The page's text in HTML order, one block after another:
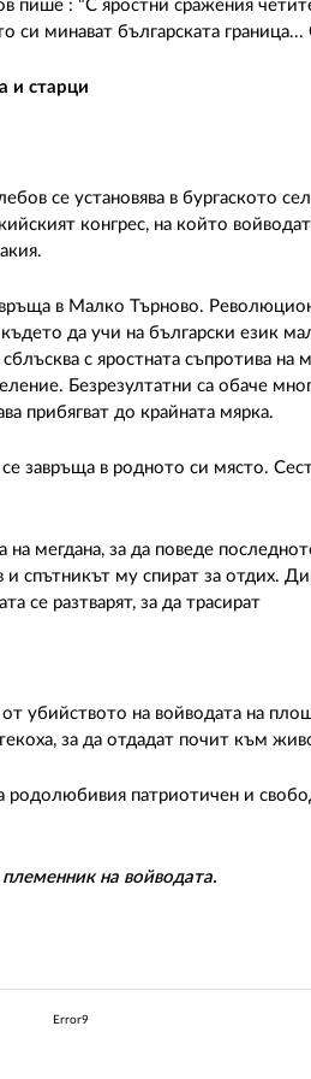
пише : "С яростни сражения
си минават българската граница...
и старци
се установява в бургаското
конгрес, на който
в Малко Търново.
да учи на български език
с яростната съпротива на
Безрезултатни са обаче
прибягват до крайната мярка.
завръща в родното си място.
мегдана, за да поведе
спътникът му спират за отдих.
се разтварят, за да трасират
убийството на войводата на
за да отдадат почит към
патриотичен и
на войводата.
Error9